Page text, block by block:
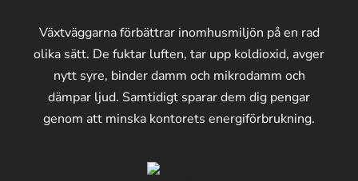
Växtväggarna förbättrar inomhusmiljön på en rad
olika sätt. De fuktar luften, tar upp koldioxid, avger
nytt syre, binder damm och mikrodamm och
dämpar ljud. Samtidigt sparar dem dig pengar
genom att minska kontorets energiförbrukning.